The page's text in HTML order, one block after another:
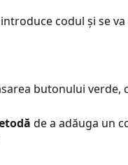
introduce codul și se
butonului verde,
de a adăuga un